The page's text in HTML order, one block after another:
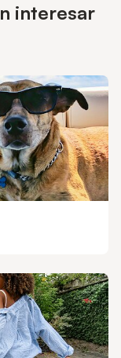
interesar